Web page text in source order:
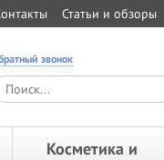
Статьи и обзоры
звонок
Косметика и